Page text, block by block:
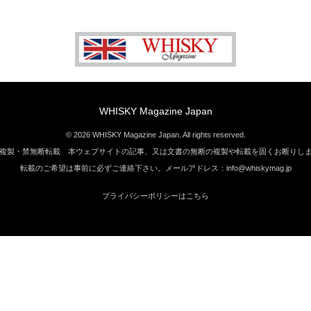
WHISKY Magazine Japan
© 2026 WHISKY Magazine Japan. All rights reserved.
製・禁無断転載 本ウェブサイトの記事、又は文書の無断の複製や転載を固くお断りし
転載のご希望は事前に必ずご連絡下さい。メールアドレス：info@whiskymag.jp
プライバシーポリシーはこちら